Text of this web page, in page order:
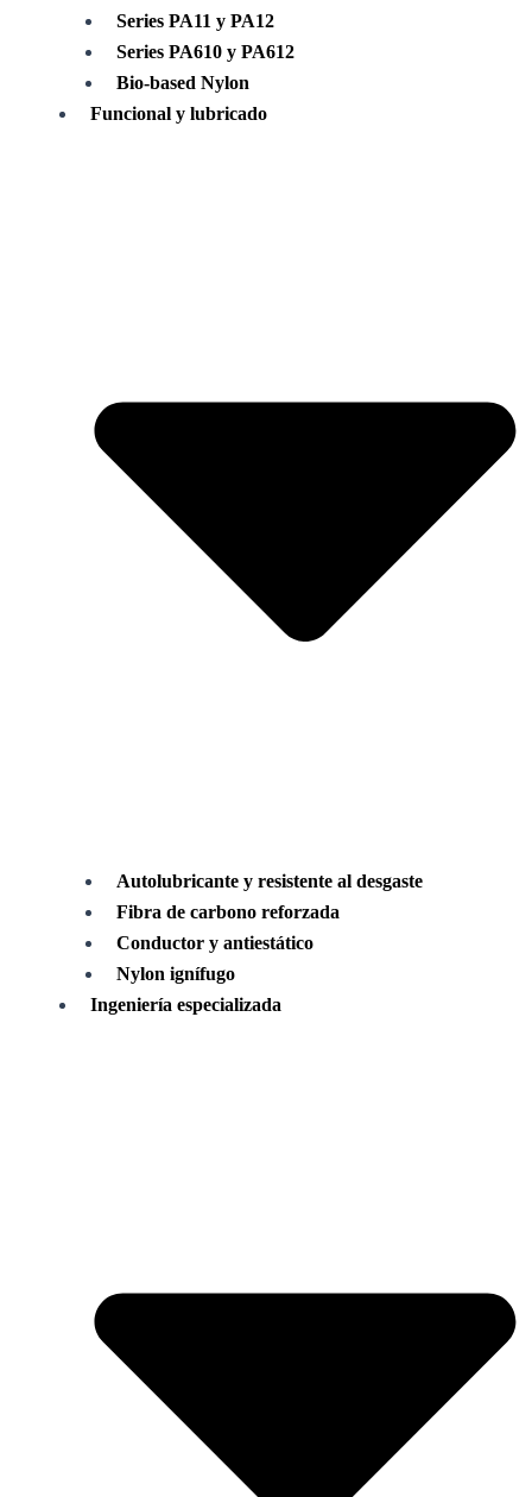
Series PA11 y PA12
Series PA610 y PA612
Bio-based Nylon
Funcional y lubricado
Autolubricante y resistente al desgaste
Fibra de carbono reforzada
Conductor y antiestático
Nylon ignífugo
Ingeniería especializada